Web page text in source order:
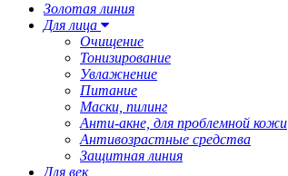
Золотая линия
Для лица
Очищение
Тонизирование
Увлажнение
Питание
Маски, пилинг
Анти-акне, для проблемной кожи
Антивозрастные средства
Защитная линия
Для век